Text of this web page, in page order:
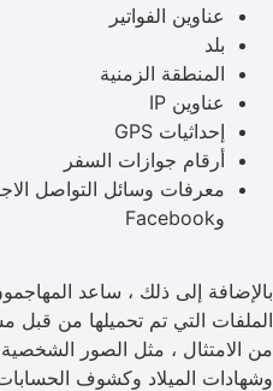
عناوين الفواتير
بلد
المنطقة الزمنية
عناوين IP
إحداثيات GPS
أرقام جوازات السفر
وFacebook
بالإضافة إلى ذلك ، ساعد
الملفات التي تم تحميلها من قبل
من الامتثال ، مثل الصور الشخصية
وشهادات الميلاد وكشوف